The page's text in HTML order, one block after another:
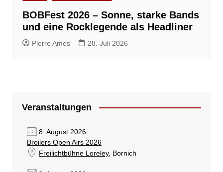
BOBFest 2026 – Sonne, starke Bands
und eine Rocklegende als Headliner
Pierre Ames 28. Juli 2026
Veranstaltungen
8. August 2026
Broilers Open Airs 2026
Freilichtbühne Loreley, Bornich